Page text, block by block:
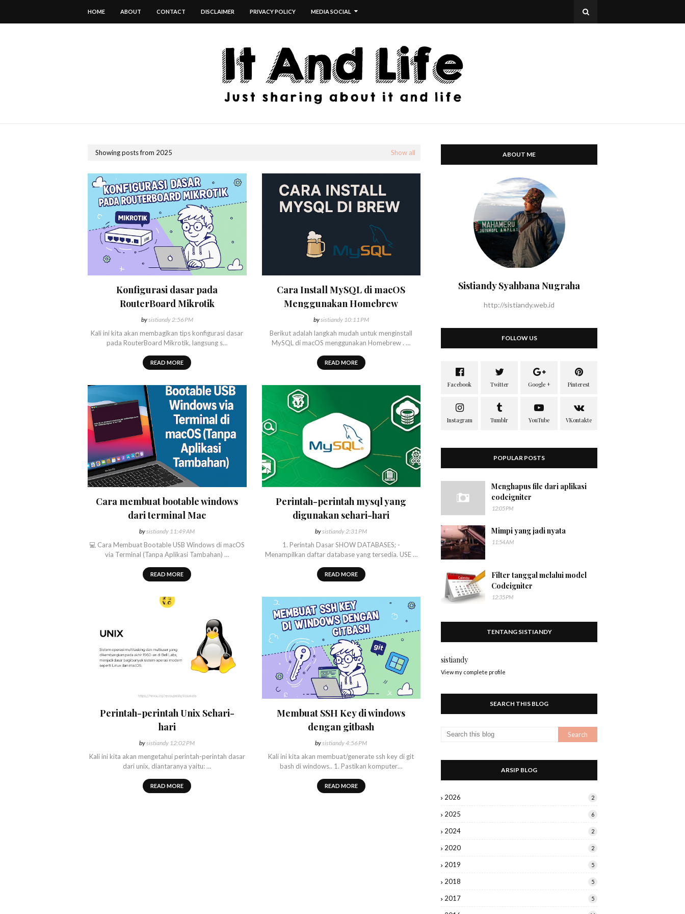
HOME ABOUT CONTACT DISCLAIMER PRIVACY POLICY MEDIA SOCIAL
Showing posts from 2025 Show all
Konfigurasi dasar pada
RouterBoard Mikrotik
bysistiandy2:56 PM
Kali ini kita akan membagikan tips konfigurasi dasar
pada RouterBoard Mikrotik, langsung s…
READ MORE
Cara Install MySQL di macOS
Menggunakan Homebrew
bysistiandy 10:11 PM
Berikut adalah langkah mudah untuk menginstall
MySQL di macOS menggunakan Homebrew . …
READ MORE
Cara membuat bootable windows
dari terminal Mac
bysistiandy 11:49 AM
💻 Cara Membuat Bootable USB Windows di macOS
via Terminal (Tanpa Aplikasi Tambahan) …
READ MORE
Perintah-perintah mysql yang
digunakan sehari-hari
bysistiandy2:31 PM
1. Perintah Dasar SHOW DATABASES; -
Menampilkan daftar database yang tersedia. USE …
READ MORE
Perintah-perintah Unix Sehari-
hari
bysistiandy 12:02 PM
Kali ini kita akan mengetahui perintah-perintah dasar
dari unix, diantaranya yaitu: …
READ MORE
Membuat SSH Key di windows
dengan gitbash
bysistiandy4:56 PM
Kali ini kita akan membuat/generate ssh key di git
bash di windows.. 1. Pastikan komputer…
READ MORE
ABOUT ME
Sistiandy Syahbana Nugraha
http://sistiandy.web.id
FOLLOW US
POPULAR POSTS
Menghapus file dari aplikasi
codeigniter
12:05 PM
Mimpi yang jadi nyata
11:54 AM
Filter tanggal melalui model
Codeigniter
12:35 PM
TENTANG SISTIANDY
sistiandy
View my complete profile
SEARCH THIS BLOG
ARSIP BLOG
2026 2
2025 6
2024 2
2020 2
2019 5
2018 5
2017 5